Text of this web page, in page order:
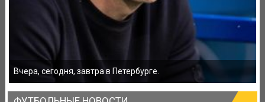
Вчера, сегодня, завтра в Петербурге.